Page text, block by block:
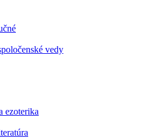
vedy
ezoterika